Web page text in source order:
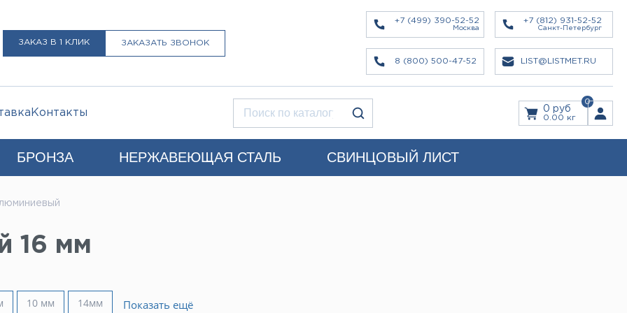
ЗАКАЗ В 1 КЛИК ЗАКАЗАТЬ ЗВОНОК
+7 (499) 390-52-52
Москва
+7 (812) 931-52-52
Санкт-Петербург
8 (800) 500-47-52 LIST@LISTMET.RU
Контакты
0
0 руб
0.00 кг
БРОНЗА НЕРЖАВЕЮЩАЯ СТАЛЬ СВИНЦОВЫЙ ЛИСТ
16 мм
10 мм 14мм Показать ещё